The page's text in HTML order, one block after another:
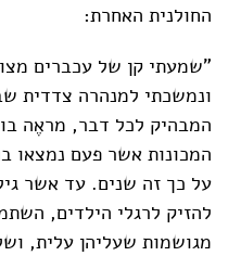
החולנית האחרת:
"שמעתי קן של עכברים
ונמשכתי למנהרה צדדית
המבהיק לכל דבר, מראֶה
המכונות אשר פעם נמצאו
על כך זה שנים. עד אשר
להזיק לרגלי הילדים,
מגושמות שעליהן עלית,